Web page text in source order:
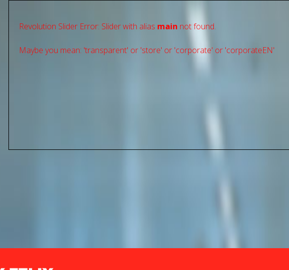
Revolution Slider Error: Slider with alias main not found.
Maybe you mean: 'transparent' or 'store' or 'сorporate' or 'corporateEN'